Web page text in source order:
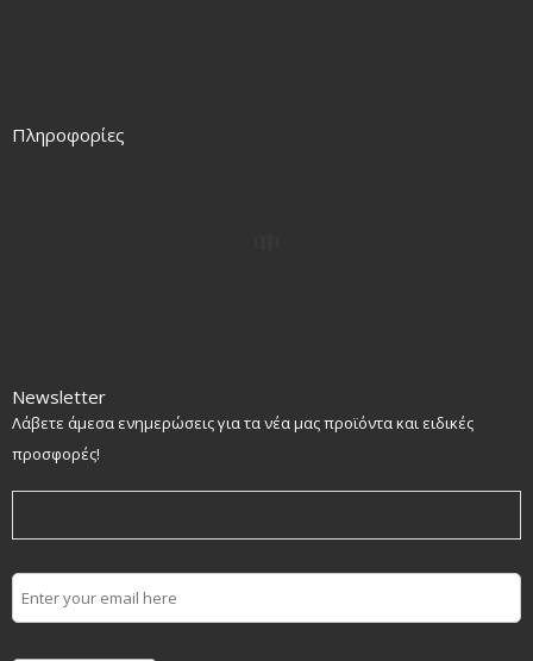
Πληροφορίες
Newsletter
Λάβετε άμεσα ενημερώσεις για τα νέα μας προϊόντα και ειδικές
προσφορές!